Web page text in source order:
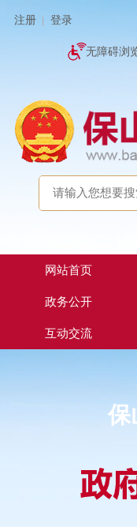
注册 登录
无障碍浏
网站首页
政务公开
互动交流
保